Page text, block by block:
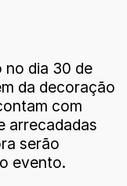
no dia 30 de
da decoração
com
arrecadadas
serão
evento.